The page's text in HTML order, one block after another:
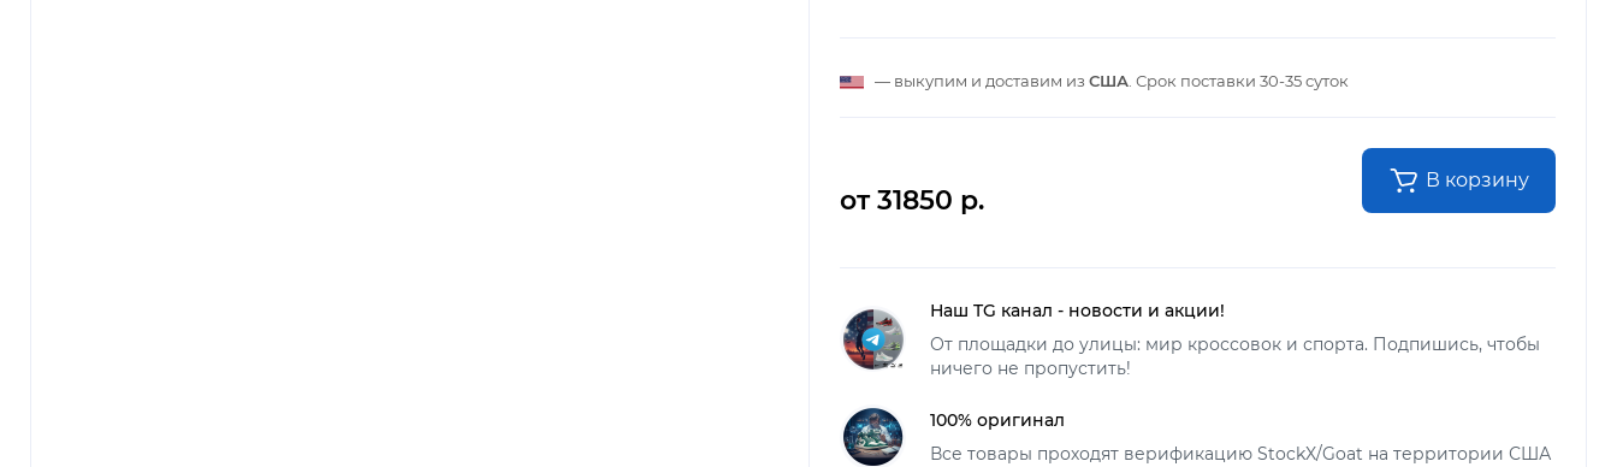
— выкупим и доставим из США . Срок поставки 30-35 суток
от 31850 р.
В корзину
Наш TG канал - новости и акции!
От площадки до улицы: мир кроссовок и спорта. Подпишись, чтобы
ничего не пропустить!
100% оригинал
Все товары проходят верификацию StockX/Goat на территории США